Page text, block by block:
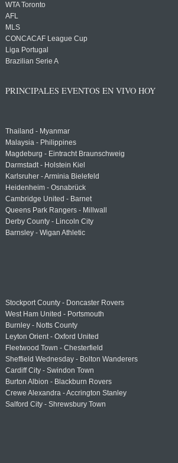
WTA Toronto
AFL
MLS
CONCACAF League Cup
Liga Portugal
Brazilian Serie A
PRINCIPALES EVENTOS EN VIVO HOY
Thailand - Myanmar
Malaysia - Philippines
Magdeburg - Eintracht Braunschweig
Darmstadt - Holstein Kiel
Karlsruher - Arminia Bielefeld
Heidenheim - Osnabrück
Cambridge United - Barnet
Queens Park Rangers - Millwall
Derby County - Lincoln City
Barnsley - Wigan Athletic
Stockport County - Doncaster Rovers
West Ham United - Portsmouth
Burnley - Notts County
Leyton Orient - Oxford United
Fleetwood Town - Chesterfield
Sheffield Wednesday - Bolton Wanderers
Cardiff City - Swindon Town
Burton Albion - Blackburn Rovers
Crewe Alexandra - Accrington Stanley
Salford City - Shrewsbury Town